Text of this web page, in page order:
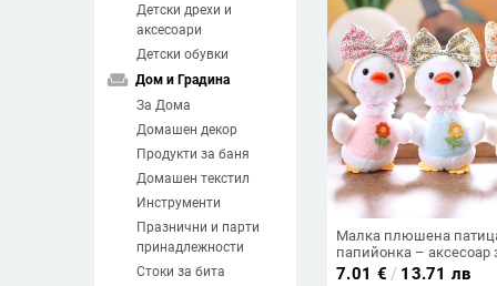
Детски дрехи и
аксесоари
Детски обувки
weekend Дом и Градина
За Дома
Домашен декор
Продукти за баня
Домашен текстил
Инструменти
Празнични и парти
принадлежности
Стоки за бита
Малка плюшена
папийонка – аксесоар
чанта и ключодържател
7.01 € / 13.71 лв